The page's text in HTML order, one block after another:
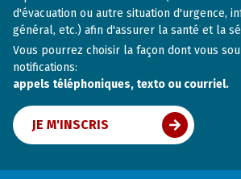
d'évacuation ou autre situation d'urgence,
général, etc.) afin d'assurer la santé et la
Vous pourrez choisir la façon dont vous
notifications:
appels téléphoniques, texto ou courriel.
JE M'INSCRIS